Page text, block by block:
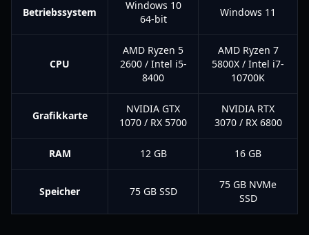
Betriebssystem
Windows 10
64-bit
Windows 11
CPU
AMD Ryzen 5
2600 / Intel i5-
8400
AMD Ryzen 7
5800X / Intel i7-
10700K
Grafikkarte
NVIDIA GTX
1070 / RX 5700
NVIDIA RTX
3070 / RX 6800
RAM 12 GB 16 GB
Speicher 75 GB SSD
75 GB NVMe
SSD